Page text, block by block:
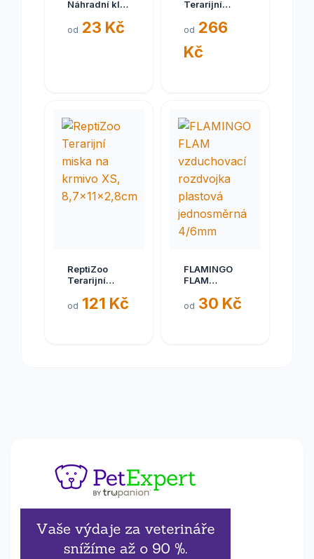
Náhradní klíč
pro
od 23 Kč
Terarijní
vodu M,
od 266
Kč
ReptiZoo
Terarijní
krmivo XS,
od 121 Kč
FLAMINGO
FLAM
rozdvojka
od 30 Kč